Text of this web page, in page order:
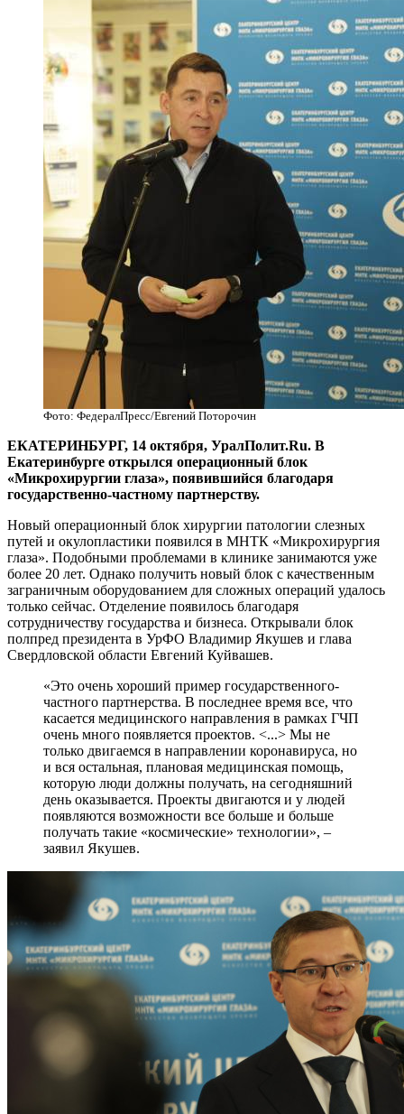
Фото: ФедералПресс/Евгений Поторочин
ЕКАТЕРИНБУРГ, 14 октября, УралПолит.Ru. В
Екатеринбурге открылся операционный блок
«Микрохирургии глаза», появившийся благодаря
государственно-частному партнерству.
Новый операционный блок хирургии патологии слезных
путей и окулопластики появился в МНТК «Микрохирургия
глаза». Подобными проблемами в клинике занимаются уже
более 20 лет. Однако получить новый блок с качественным
заграничным оборудованием для сложных операций удалось
только сейчас. Отделение появилось благодаря
сотрудничеству государства и бизнеса. Открывали блок
полпред президента в УрФО Владимир Якушев и глава
Свердловской области Евгений Куйвашев.
«Это очень хороший пример государственного-
частного партнерства. В последнее время все, что
касается медицинского направления в рамках ГЧП
очень много появляется проектов. <...> Мы не
только двигаемся в направлении коронавируса, но
и вся остальная, плановая медицинская помощь,
которую люди должны получать, на сегодняшний
день оказывается. Проекты двигаются и у людей
появляются возможности все больше и больше
получать такие «космические» технологии», –
заявил Якушев.